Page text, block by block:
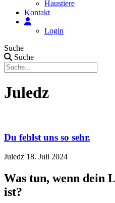
Haustiere
Kontakt
Login
Suche
Suche
Juledz
Du fehlst uns so sehr.
Juledz 18. Juli 2024
Was tun, wenn dein
ist?